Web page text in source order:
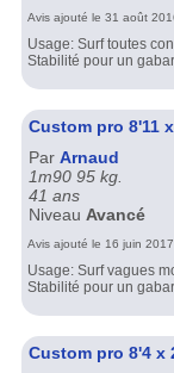
Avis ajouté le 31 août
Usage: Surf toutes
Stabilité pour un
Custom pro 8'11
Par Arnaud
1m90 95 kg.
41 ans
Niveau Avancé
Avis ajouté le 16 juin
Usage: Surf vagues
Stabilité pour un
Custom pro 8'4 x